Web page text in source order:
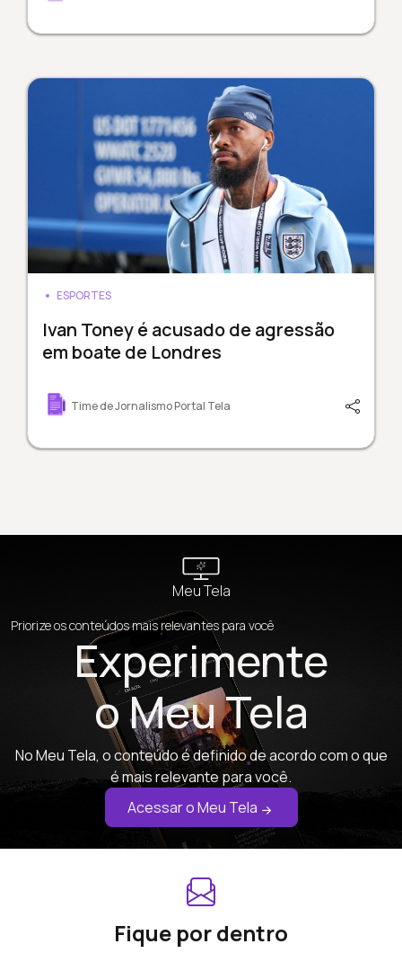
ESPORTES
Ivan Toney é acusado de agressão
em boate de Londres
Time de Jornalismo Portal Tela
Meu Tela
Priorize os conteúdos mais relevantes para você
Experimente
o Meu Tela
No Meu Tela, o conteúdo é definido de acordo com o que
é mais relevante para você.
Acessar o Meu Tela
Fique por dentro